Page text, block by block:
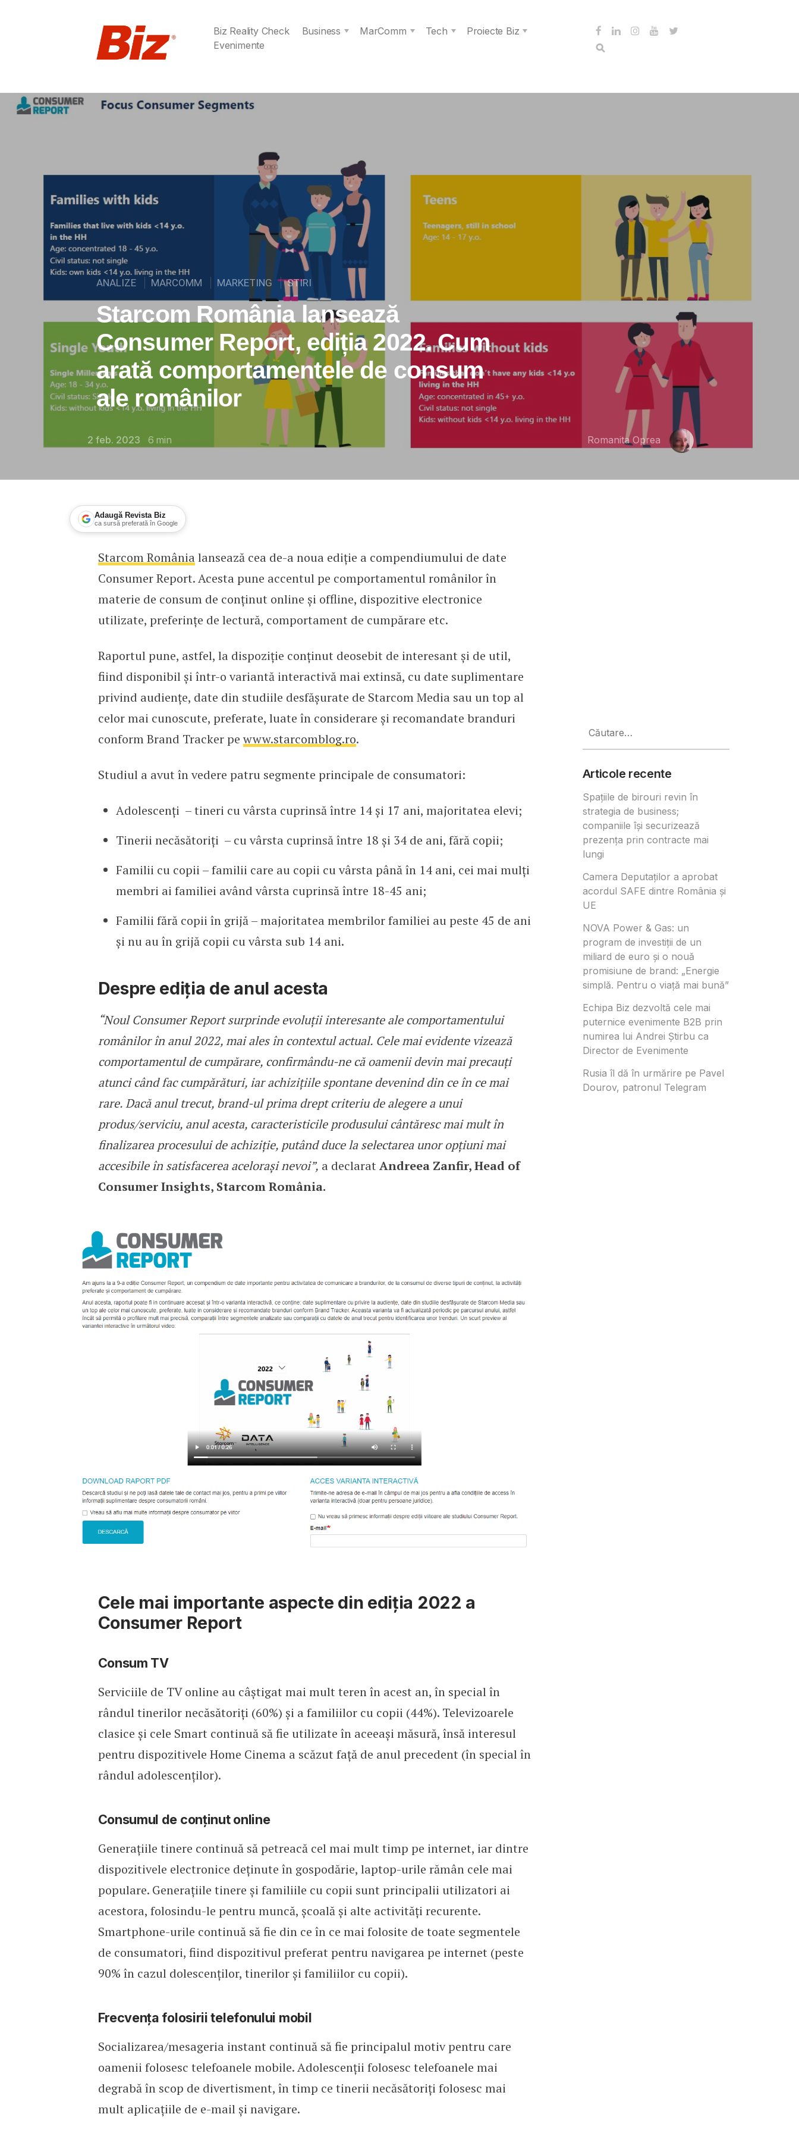
Biz Reality Check Business MarComm Tech
Proiecte Biz
Evenimente
ANALIZE MARCOMM MARKETING STIRI
Starcom România lansează
Consumer Report, ediția 2022. Cum
arată comportamentele de consum
ale românilor
2 feb. 2023 6 min Romanita Oprea
Adaugă Revista Biz
ca sursă preferată în Google
Starcom România lansează Consumer Report, ediția 2022. Cum arată
Starcom România lansează cea de-a noua ediție a compendiumului de date
Consumer Report. Acesta pune accentul pe comportamentul românilor în
materie de consum de conținut online și offline, dispozitive electronice
utilizate, preferințe de lectură, comportament de cumpărare etc.
Raportul pune, astfel, la dispoziție conținut deosebit de interesant și de util,
fiind disponibil și într-o variantă interactivă mai extinsă, cu date suplimentare
privind audiențe, date din studiile desfășurate de Starcom Media sau un top al
celor mai cunoscute, preferate, luate în considerare și recomandate branduri
conform Brand Tracker pe www.starcomblog.ro.
Studiul a avut în vedere patru segmente principale de consumatori:
Adolescenţi – tineri cu vârsta cuprinsă între 14 şi 17 ani, majoritatea elevi;
Tinerii necăsătoriți – cu vârsta cuprinsă între 18 şi 34 de ani, fără copii;
Familii cu copii – familii care au copii cu vârsta până în 14 ani, cei mai mulți
membri ai familiei având vârsta cuprinsă între 18-45 ani;
Familii fără copii în grijă – majoritatea membrilor familiei au peste 45 de ani
şi nu au în grijă copii cu vârsta sub 14 ani.
Despre ediția de anul acesta
“Noul Consumer Report surprinde evoluții interesante ale comportamentului
românilor în anul 2022, mai ales în contextul actual. Cele mai evidente vizează
comportamentul de cumpărare, confirmându-ne că oamenii devin mai precauți
atunci când fac cumpărături, iar achizițiile spontane devenind din ce în ce mai
rare. Dacă anul trecut, brand-ul prima drept criteriu de alegere a unui
produs/serviciu, anul acesta, caracteristicile produsului cântăresc mai mult în
finalizarea procesului de achiziție, putând duce la selectarea unor opțiuni mai
accesibile în satisfacerea acelorași nevoi”, a declarat Andreea Zanfir, Head of
Consumer Insights, Starcom România.
Cele mai importante aspecte din ediţia 2022 a
Consumer Report
Consum TV
Serviciile de TV online au câștigat mai mult teren în acest an, în special în
rândul tinerilor necăsătoriți (60%) și a familiilor cu copii (44%). Televizoarele
clasice și cele Smart continuă să fie utilizate în aceeași măsură, însă interesul
pentru dispozitivele Home Cinema a scăzut față de anul precedent (în special în
rândul adolescenților).
Consumul de conținut online
Generațiile tinere continuă să petreacă cel mai mult timp pe internet, iar dintre
dispozitivele electronice deținute în gospodărie, laptop-urile rămân cele mai
populare. Generațiile tinere și familiile cu copii sunt principalii utilizatori ai
acestora, folosindu-le pentru muncă, școală și alte activități recurente.
Smartphone-urile continuă să fie din ce în ce mai folosite de toate segmentele
de consumatori, fiind dispozitivul preferat pentru navigarea pe internet (peste
90% în cazul dolescenților, tinerilor și familiilor cu copii).
Frecvența folosirii telefonului mobil
Socializarea/mesageria instant continuă să fie principalul motiv pentru care
oamenii folosesc telefoanele mobile. Adolescenții folosesc telefoanele mai
degrabă în scop de divertisment, în timp ce tinerii necăsătoriți folosesc mai
mult aplicațiile de e-mail și navigare.
după:
Articole recente
Spațiile de birouri revin în
strategia de business;
companiile își securizează
prezența prin contracte mai
lungi
Camera Deputaților a aprobat
acordul SAFE dintre România și
UE
NOVA Power & Gas: un
program de investiții de un
miliard de euro și o nouă
promisiune de brand: „Energie
simplă. Pentru o viață mai bună”
Echipa Biz dezvoltă cele mai
puternice evenimente B2B prin
numirea lui Andrei Știrbu ca
Director de Evenimente
Rusia îl dă în urmărire pe Pavel
Dourov, patronul Telegram